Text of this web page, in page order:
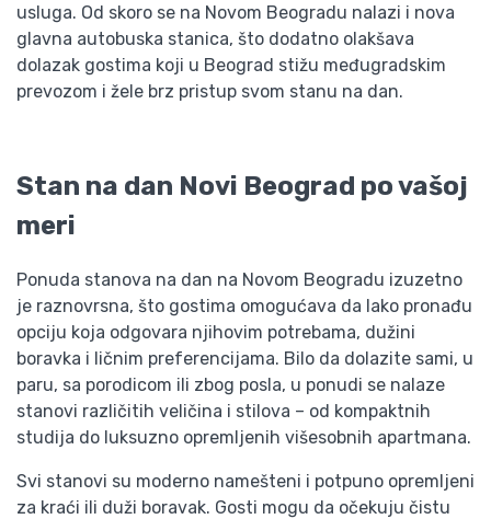
usluga. Od skoro se na Novom Beogradu nalazi i nova
glavna autobuska stanica, što dodatno olakšava
dolazak gostima koji u Beograd stižu međugradskim
prevozom i žele brz pristup svom stanu na dan.
Stan na dan Novi Beograd po vašoj
meri
Ponuda stanova na dan na Novom Beogradu izuzetno
je raznovrsna, što gostima omogućava da lako pronađu
opciju koja odgovara njihovim potrebama, dužini
boravka i ličnim preferencijama. Bilo da dolazite sami, u
paru, sa porodicom ili zbog posla, u ponudi se nalaze
stanovi različitih veličina i stilova – od kompaktnih
studija do luksuzno opremljenih višesobnih apartmana.
Svi stanovi su moderno namešteni i potpuno opremljeni
za kraći ili duži boravak. Gosti mogu da očekuju čistu